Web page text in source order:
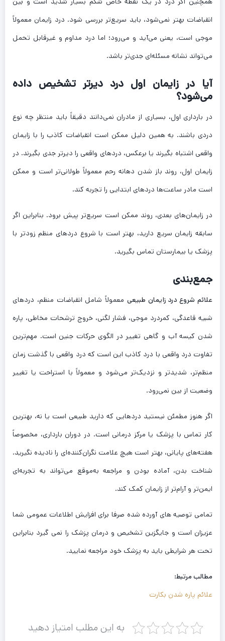
انقباضات بهتر نمی‌شود، باید سریع‌تر بررسی شود. درد زایمان معمولاً
موجی است، یعنی می‌آید و می‌رود؛ اما درد مداوم و غیرقابل تحمل
می‌تواند نشانه مسئله‌ای جدی‌تر باشد.
آیا در زایمان اول درد دیرتر تشخیص داده
می‌شود؟
در بارداری اول، بسیاری از مادران نمی‌دانند دقیقاً باید منتظر چه نوع
دردی باشند. به همین دلیل ممکن است انقباضات کاذب را با زایمان
واقعی اشتباه بگیرند یا برعکس، دردهای واقعی را دیرتر جدی بگیرند. در
زایمان اول، روند باز شدن دهانه رحم معمولاً طولانی‌تر است و ممکن
است مادر ساعت‌ها دردهای ابتدایی را تجربه کند.
در زایمان‌های بعدی، روند ممکن است سریع‌تر پیش برود. بنابراین اگر
سابقه زایمان سریع دارید، بهتر است با شروع دردهای منظم زودتر با
پزشک یا بیمارستان تماس بگیرید.
جمع‌بندی
علائم شروع درد زایمان طبیعی معمولاً شامل انقباضات منظم، دردهای
شبیه قاعدگی، کمردرد موجی، فشار لگنی، خروج ترشحات مخاطی، پاره
شدن کیسه آب و گاهی تغییر در الگوی حرکات جنین است. مهم‌ترین
تفاوت درد واقعی با درد کاذب این است که درد واقعی با گذشت زمان
منظم‌تر، شدیدتر و نزدیک‌تر می‌شود و معمولاً با استراحت یا تغییر
وضعیت از بین نمی‌رود.
اگر هنوز مطمئن نیستید دردهایی که دارید طبیعی است یا نه، بهترین
کار تماس با پزشک یا مرکز درمانی است. در دوران بارداری، مخصوصاً
هفته‌های پایانی، بهتر است هیچ علامت نگران‌کننده‌ای را نادیده نگیرید.
شناخت بدن، آماده بودن و مراجعه به‌موقع می‌تواند به تجربه‌ای
ایمن‌تر و آرام‌تر از زایمان کمک کند.
تمامی توصیه های آورده شده صرفا برای افزایش اطلاعات عمومی شما
عزیزان است و جایگزین تشخیص و درمان پزشک را نمی گیرد بنابراین
تحت هر شرایطی باید به پزشک خود مراجعه نمایید.
مطالب مرتبط:
علائم پاره شدن بکارت
به این مطلب امتیاز دهید